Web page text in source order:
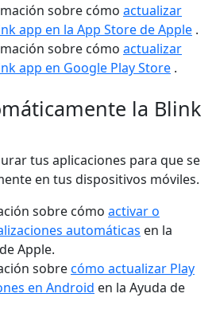
sobre cómo actualizar
app en la App Store de Apple .
sobre cómo actualizar
app en Google Play Store .
la Blink
tus aplicaciones para que se
en tus dispositivos móviles.
sobre cómo activar o
automáticas en la
Apple.
sobrecómo actualizar Play
en Android en la Ayuda de